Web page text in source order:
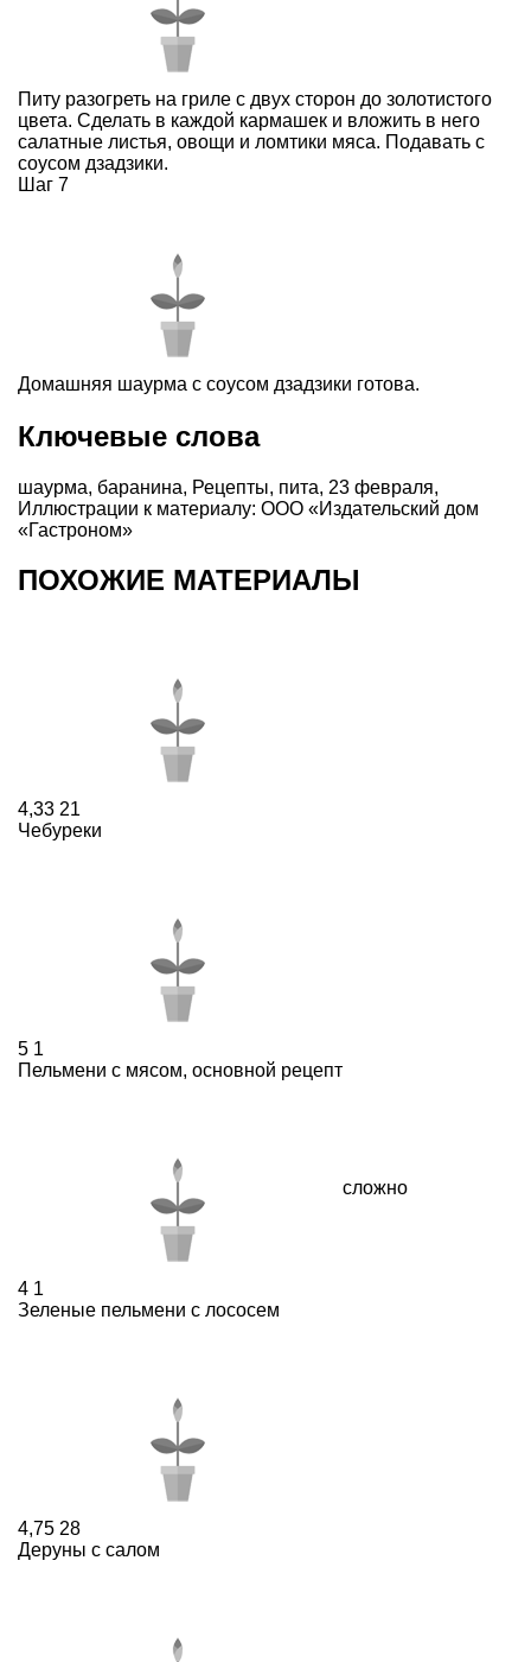
Питу разогреть на гриле с двух сторон до золотистого
цвета. Сделать в каждой кармашек и вложить в него
салатные листья, овощи и ломтики мяса. Подавать с
соусом дзадзики.
Шаг 7
Домашняя шаурма с соусом дзадзики готова.
Ключевые слова
шаурма, баранина, Рецепты, пита, 23 февраля,
Иллюстрации к материалу: ООО «Издательский дом
«Гастроном»
ПОХОЖИЕ МАТЕРИАЛЫ
4,33 21
Чебуреки
5 1
Пельмени с мясом, основной рецепт
сложно
4 1
Зеленые пельмени с лососем
4,75 28
Деруны с салом